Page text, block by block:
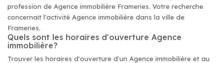
profession de Agence immobilière Frameries. Votre recherche
concernait l'activité Agence immobilière dans la ville de
Frameries.
Quels sont les horaires d'ouverture Agence
immobilière?
Trouver les horaires d'ouverture d'un Agence immobilière et au